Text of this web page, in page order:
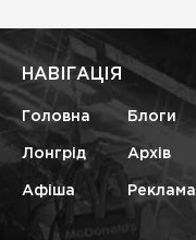
НАВІГАЦІЯ
Головна Блоги
Лонгрід Архів
Афіша Реклама